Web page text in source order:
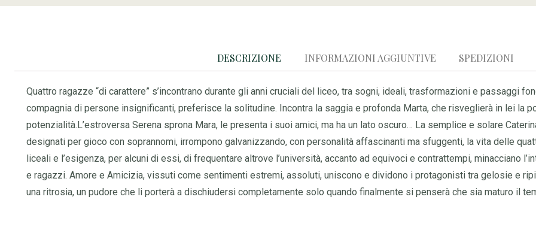
DESCRIZIONE INFORMAZIONI AGGIUNTIVE SPEDIZIONI
Quattro ragazze “di carattere” s’incontrano durante gli anni cruciali del liceo, tra sogni, ideali, trasformazioni e passaggi
compagnia di persone insignificanti, preferisce la solitudine. Incontra la saggia e profonda Marta, che risveglierà in lei la
potenzialità.L’estroversa Serena sprona Mara, le presenta i suoi amici, ma ha un lato oscuro… La semplice e solare
designati per gioco con soprannomi, irrompono galvanizzando, con personalità affascinanti ma sfuggenti, la vita delle
liceali e l’esigenza, per alcuni di essi, di frequentare altrove l’università, accanto ad equivoci e contrattempi, minacciano
e ragazzi. Amore e Amicizia, vissuti come sentimenti estremi, assoluti, uniscono e dividono i protagonisti tra gelosie e
una ritrosia, un pudore che li porterà a dischiudersi completamente solo quando finalmente si penserà che sia maturo il